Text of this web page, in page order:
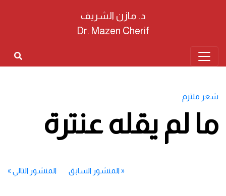
د. مازن الشريف
Dr. Mazen Cherif
شعر ملتزم
ما لم يقله عنترة
«المنشور السابق المنشور التالي »